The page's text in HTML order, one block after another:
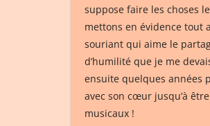
suppose faire les choses
mettons en évidence tout
souriant qui aime le
d’humilité que je me
ensuite quelques années
avec son cœur jusqu’à
musicaux !